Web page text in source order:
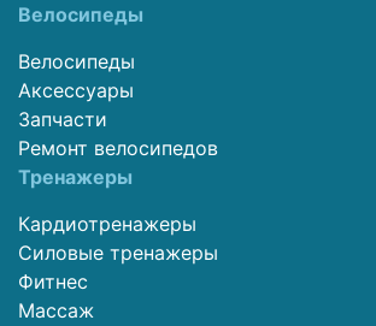
Велосипеды
Велосипеды
Аксессуары
Запчасти
Ремонт велосипедов
Тренажеры
Кардиотренажеры
Силовые тренажеры
Фитнес
Массаж